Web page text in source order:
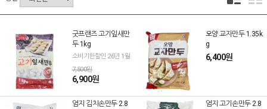
굿프랜즈 고기잎새만
두 1kg
소비기한할인 26년 1월
7,500원
6,900원
오양 교자만두 1.35k
g
6,400원
엄지 김치손만두 2.8
엄지 고기손만두 2.8